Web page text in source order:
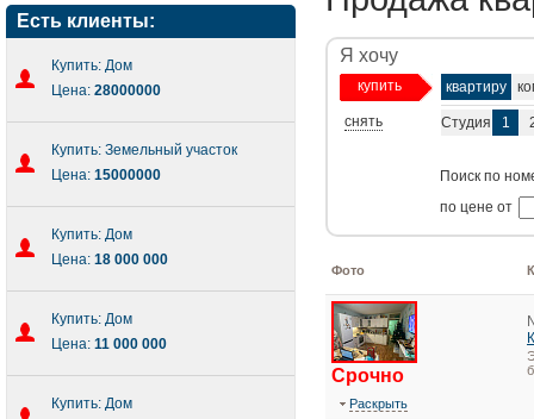
Есть клиенты:
Купить: Дом
Цена: 28000000
Купить: Земельный участок
Цена: 15000000
Купить: Дом
Цена: 18 000 000
Купить: Дом
Цена: 11 000 000
Купить: Дом
Я хочу
купить
снять
квартиру
Студия 1
Поиск по
по цене от
Фото
Срочно
Раскрыть